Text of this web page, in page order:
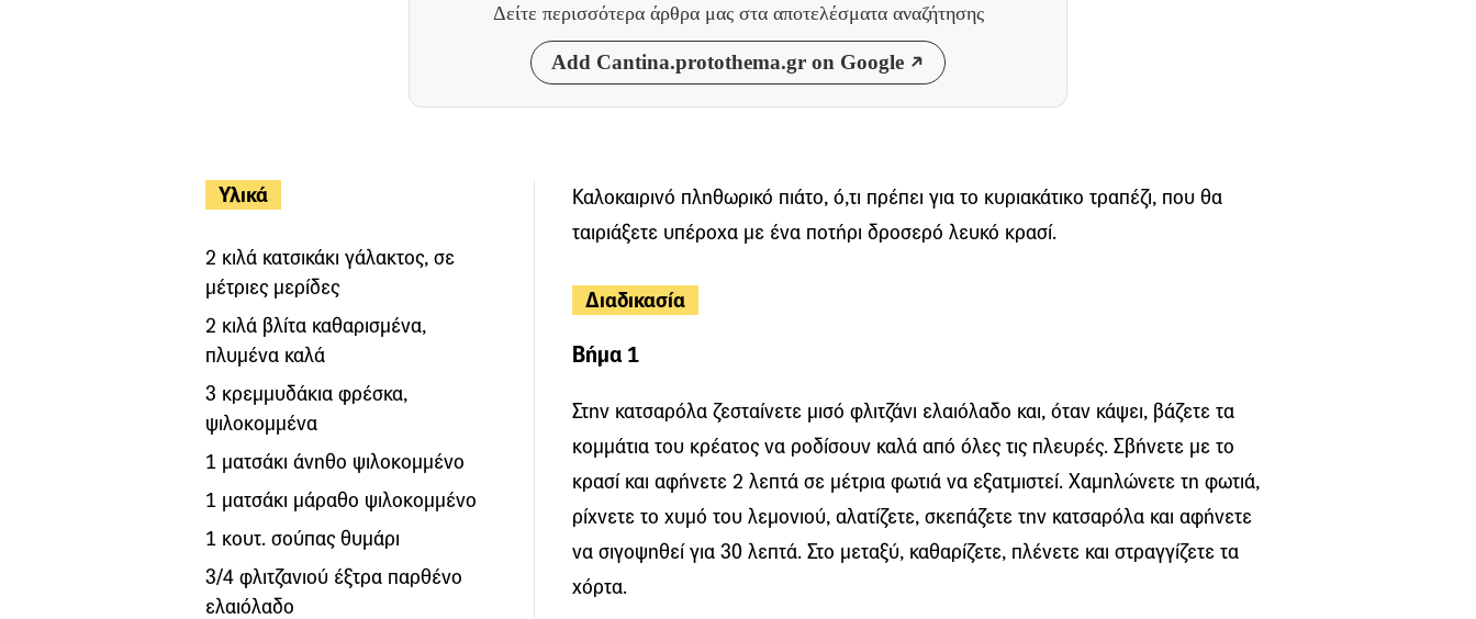
Δείτε περισσότερα άρθρα μας στα αποτελέσματα αναζήτησης
Add Cantina.protothema.gr on Google
Υλικά
2 κιλά κατσικάκι γάλακτος, σε
μέτριες μερίδες
2 κιλά βλίτα καθαρισμένα,
πλυμένα καλά
3 κρεμμυδάκια φρέσκα,
ψιλοκομμένα
1 ματσάκι άνηθο ψιλοκομμένο
1 ματσάκι μάραθο ψιλοκομμένο
1 κουτ. σούπας θυμάρι
3/4 φλιτζανιού έξτρα παρθένο
ελαιόλαδο
Καλοκαιρινό πληθωρικό πιάτο, ό,τι πρέπει για το κυριακάτικο τραπέζι, που θα
ταιριάξετε υπέροχα με ένα ποτήρι δροσερό λευκό κρασί.
Διαδικασία
Βήμα 1
Στην κατσαρόλα ζεσταίνετε μισό φλιτζάνι ελαιόλαδο και, όταν κάψει, βάζετε τα
κομμάτια του κρέατος να ροδίσουν καλά από όλες τις πλευρές. Σβήνετε με το
κρασί και αφήνετε 2 λεπτά σε μέτρια φωτιά να εξατμιστεί. Χαμηλώνετε τη φωτιά,
ρίχνετε το χυμό του λεμονιού, αλατίζετε, σκεπάζετε την κατσαρόλα και αφήνετε
να σιγοψηθεί για 30 λεπτά. Στο μεταξύ, καθαρίζετε, πλένετε και στραγγίζετε τα
χόρτα.